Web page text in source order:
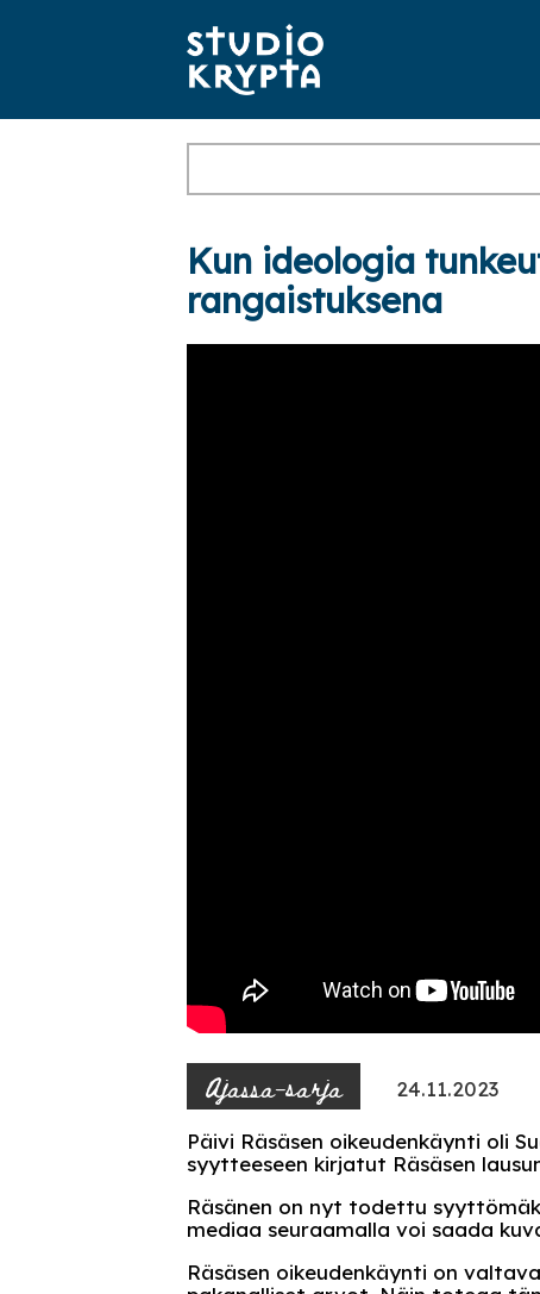
Kun ideologia
rangaistuksena
Ajassa-sarja 24.11.2023
Päivi Räsäsen oikeudenkäynti oli
syytteeseen kirjatut Räsäsen
Räsänen on nyt todettu
mediaa seuraamalla voi saada
Räsäsen oikeudenkäynti on